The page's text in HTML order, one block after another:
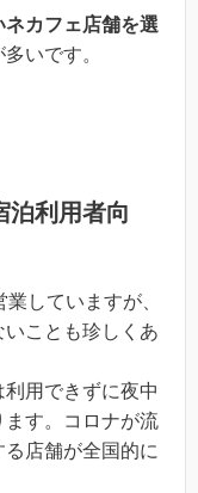
カフェ店舗を選
いです。
泊利用者向
していますが、
ことも珍しくあ
用できずに夜中
す。コロナが流
店舗が全国的に